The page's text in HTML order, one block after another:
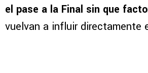
el pase a la Final sin que
vuelvan a influir directamente